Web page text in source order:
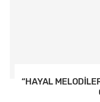
“HAYAL